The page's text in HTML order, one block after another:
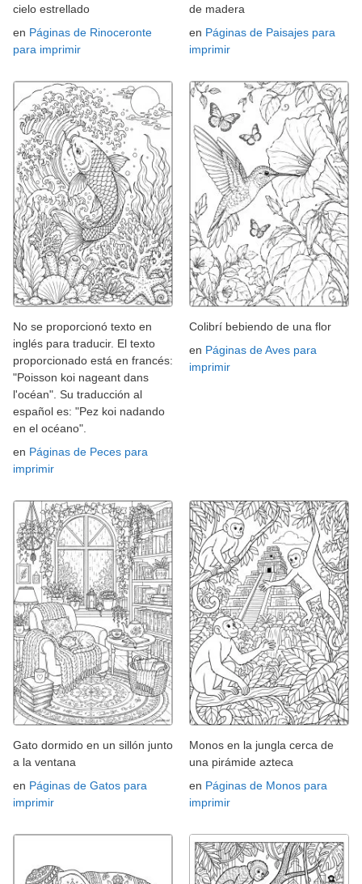
cielo estrellado
en Páginas de Rinoceronte
para imprimir
de madera
en Páginas de Paisajes para
imprimir
No se proporcionó texto en
inglés para traducir. El texto
proporcionado está en francés:
"Poisson koi nageant dans
l'océan". Su traducción al
español es: "Pez koi nadando
en el océano".
en Páginas de Peces para
imprimir
Colibrí bebiendo de una flor
en Páginas de Aves para
imprimir
Gato dormido en un sillón junto
a la ventana
en Páginas de Gatos para
imprimir
Monos en la jungla cerca de
una pirámide azteca
en Páginas de Monos para
imprimir